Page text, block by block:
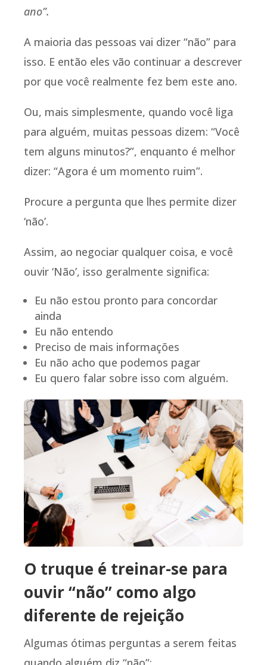
ano”.
A maioria das pessoas vai dizer “não” para
isso. E então eles vão continuar a descrever
por que você realmente fez bem este ano.
Ou, mais simplesmente, quando você liga
para alguém, muitas pessoas dizem: “Você
tem alguns minutos?”, enquanto é melhor
dizer: “Agora é um momento ruim”.
Procure a pergunta que lhes permite dizer
‘não’.
Assim, ao negociar qualquer coisa, e você
ouvir ‘Não’, isso geralmente significa:
Eu não estou pronto para concordar
ainda
Eu não entendo
Preciso de mais informações
Eu não acho que podemos pagar
Eu quero falar sobre isso com alguém.
O truque é treinar-se para
ouvir “não” como algo
diferente de rejeição
Algumas ótimas perguntas a serem feitas